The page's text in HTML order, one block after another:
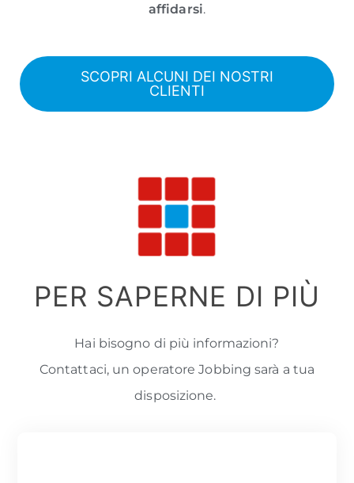
affidarsi.
SCOPRI ALCUNI DEI NOSTRI
CLIENTI
PER SAPERNE DI PIÙ
Hai bisogno di più informazioni?
Contattaci, un operatore Jobbing sarà a tua
disposizione.